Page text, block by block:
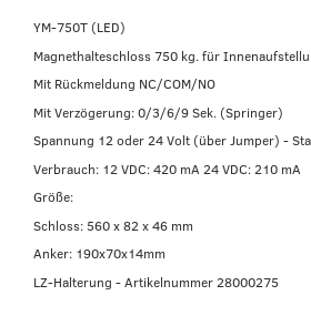
YM-750T (LED)
Magnethalteschloss 750 kg. für
Mit Rückmeldung NC/COM/NO
Mit Verzögerung: 0/3/6/9 Sek. (Springer)
Spannung 12 oder 24 Volt (über Jumper) -
Verbrauch: 12 VDC: 420 mA 24 VDC: 210 mA
Größe:
Schloss: 560 x 82 x 46 mm
Anker: 190x70x14mm
LZ-Halterung - Artikelnummer 28000275